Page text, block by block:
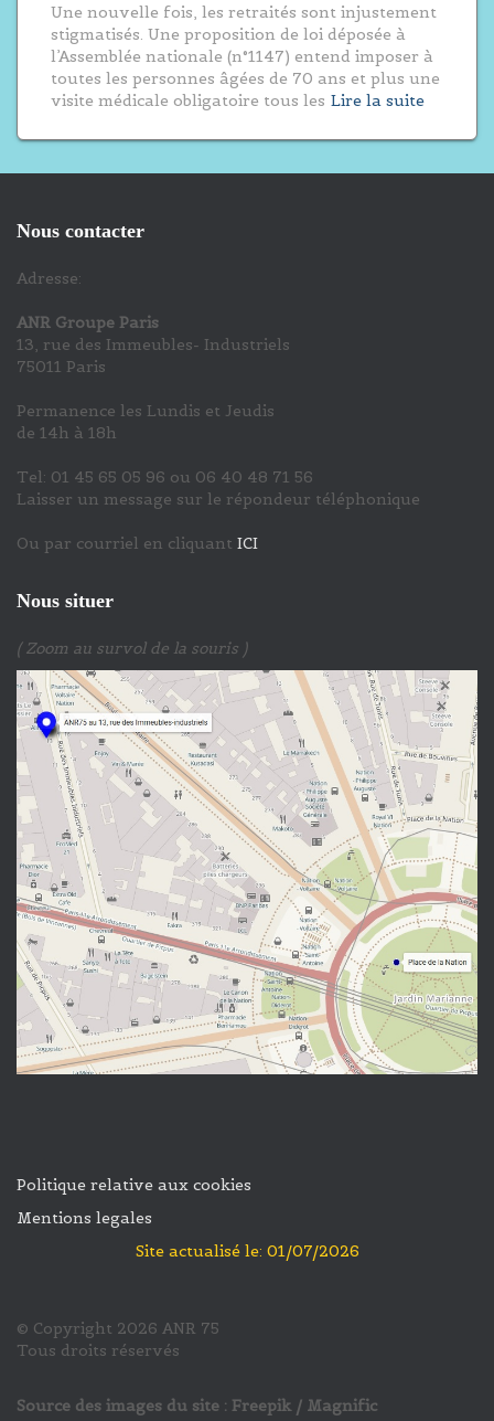
Une nouvelle fois, les retraités sont injustement
stigmatisés. Une proposition de loi déposée à
l’Assemblée nationale (n°1147) entend imposer à
toutes les personnes âgées de 70 ans et plus une
visite médicale obligatoire tous les Lire la suite
Nous contacter
Adresse:
ANR Groupe Paris
13, rue des Immeubles- Industriels
75011 Paris
Permanence les Lundis et Jeudis
de 14h à 18h
Tel: 01 45 65 05 96 ou 06 40 48 71 56
Laisser un message sur le répondeur téléphonique
Ou par courriel en cliquant ICI
Nous situer
( Zoom au survol de la souris )
Politique relative aux cookies
Mentions legales
Site actualisé le: 01/07/2026
© Copyright 2026 ANR 75
Tous droits réservés
Source des images du site : Freepik / Magnific